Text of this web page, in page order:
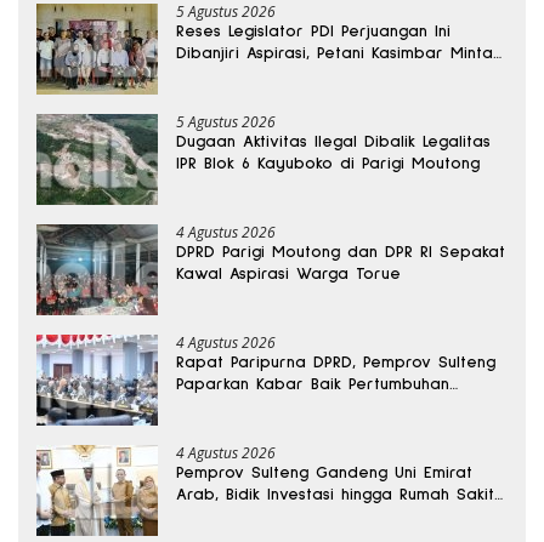
5 Agustus 2026
Reses Legislator PDI Perjuangan Ini
Dibanjiri Aspirasi, Petani Kasimbar Minta
5 Agustus 2026
Dugaan Aktivitas Ilegal Dibalik Legalitas
IPR Blok 6 Kayuboko di Parigi Moutong
4 Agustus 2026
DPRD Parigi Moutong dan DPR RI Sepakat
Kawal Aspirasi Warga Torue
4 Agustus 2026
Rapat Paripurna DPRD, Pemprov Sulteng
Paparkan Kabar Baik Pertumbuhan
4 Agustus 2026
Pemprov Sulteng Gandeng Uni Emirat
Arab, Bidik Investasi hingga Rumah Sakit